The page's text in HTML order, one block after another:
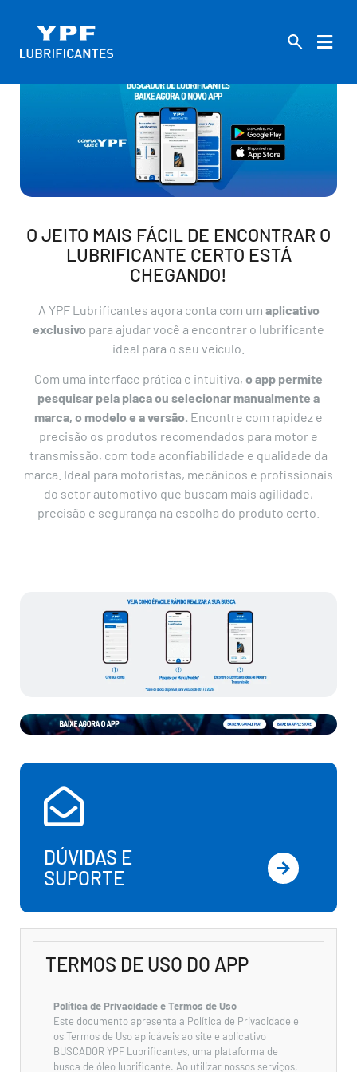
O JEITO MAIS FÁCIL DE ENCONTRAR O
LUBRIFICANTE CERTO ESTÁ
CHEGANDO!
A YPF Lubrificantes agora conta com um aplicativo
exclusivo para ajudar você a encontrar o lubrificante
ideal para o seu veículo.
Com uma interface prática e intuitiva, o app permite
pesquisar pela placa ou selecionar manualmente a
marca, o modelo e a versão. Encontre com rapidez e
precisão os produtos recomendados para motor e
transmissão, com toda aconfiabilidade e qualidade da
marca. Ideal para motoristas, mecânicos e profissionais
do setor automotivo que buscam mais agilidade,
precisão e segurança na escolha do produto certo.
DÚVIDAS E
SUPORTE
TERMOS DE USO DO APP
Política de Privacidade e Termos de Uso
Este documento apresenta a Política de Privacidade e
os Termos de Uso aplicáveis ao site e aplicativo
BUSCADOR YPF Lubrificantes, uma plataforma de
busca de óleo lubrificante. Ao utilizar nossos serviços,